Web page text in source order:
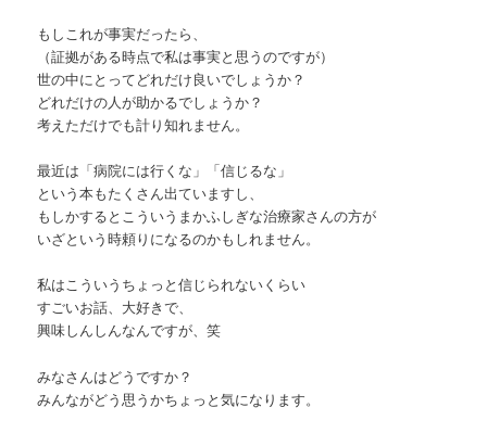
もしこれが事実だったら、
（証拠がある時点で私は事実と思うのですが）
世の中にとってどれだけ良いでしょうか？
どれだけの人が助かるでしょうか？
考えただけでも計り知れません。
最近は「病院には行くな」「信じるな」
という本もたくさん出ていますし、
もしかするとこういうまかふしぎな治療家さんの方が
いざという時頼りになるのかもしれません。
私はこういうちょっと信じられないくらい
すごいお話、大好きで、
興味しんしんなんですが、笑
みなさんはどうですか？
みんながどう思うかちょっと気になります。